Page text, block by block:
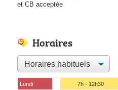
et CB acceptée
Horaires
Lundi 7h - 12h30